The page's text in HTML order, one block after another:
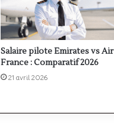
Salaire pilote Emirates vs Air
France : Comparatif 2026
21 avril 2026